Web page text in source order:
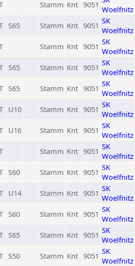
Stamm Knt 9051 Woelfnitz
S65 Stamm Knt 9051 SK
Woelfnitz
Stamm Knt 9051 SK
Woelfnitz
S65 Stamm Knt 9051 SK
Woelfnitz
S65 Stamm Knt 9051 SK
Woelfnitz
U10 Stamm Knt 9051 SK
Woelfnitz
U16 Stamm Knt 9051 SK
Woelfnitz
Stamm Knt 9051 SK
Woelfnitz
S60 Stamm Knt 9051 SK
Woelfnitz
U14 Stamm Knt 9051 SK
Woelfnitz
S60 Stamm Knt 9051 SK
Woelfnitz
S65 Stamm Knt 9051 SK
Woelfnitz
S50 Stamm Knt 9051 SK
Woelfnitz